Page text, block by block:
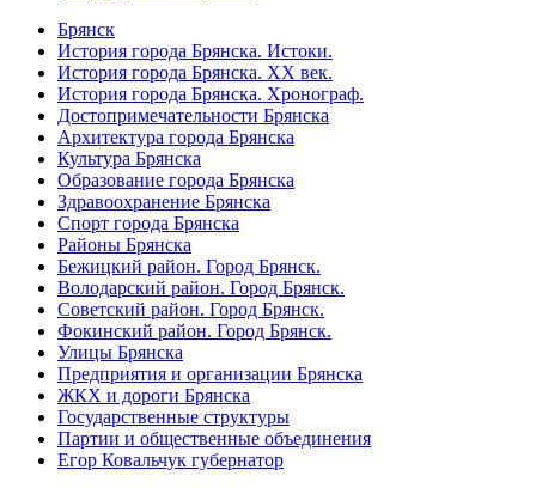
Брянск
История города Брянска. Истоки.
История города Брянска. XX век.
История города Брянска. Хронограф.
Достопримечательности Брянска
Архитектура города Брянска
Культура Брянска
Образование города Брянска
Здравоохранение Брянска
Спорт города Брянска
Районы Брянска
Бежицкий район. Город Брянск.
Володарский район. Город Брянск.
Советский район. Город Брянск.
Фокинский район. Город Брянск.
Улицы Брянска
Предприятия и организации Брянска
ЖКХ и дороги Брянска
Государственные структуры
Партии и общественные объединения
Егор Ковальчук губернатор